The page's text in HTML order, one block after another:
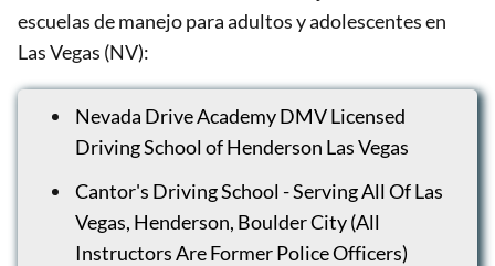
escuelas de manejo para adultos y adolescentes en
Las Vegas (NV):
Nevada Drive Academy DMV Licensed
Driving School of Henderson Las Vegas
Cantor's Driving School - Serving All Of Las
Vegas, Henderson, Boulder City (All
Instructors Are Former Police Officers)